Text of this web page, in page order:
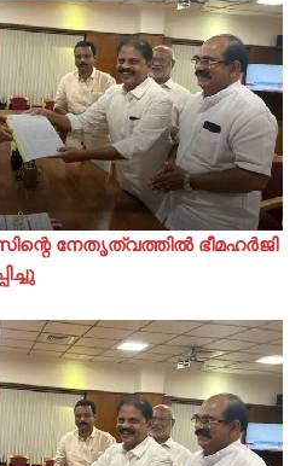
നേതൃത്വത്തിൽ ഭീമഹർജി